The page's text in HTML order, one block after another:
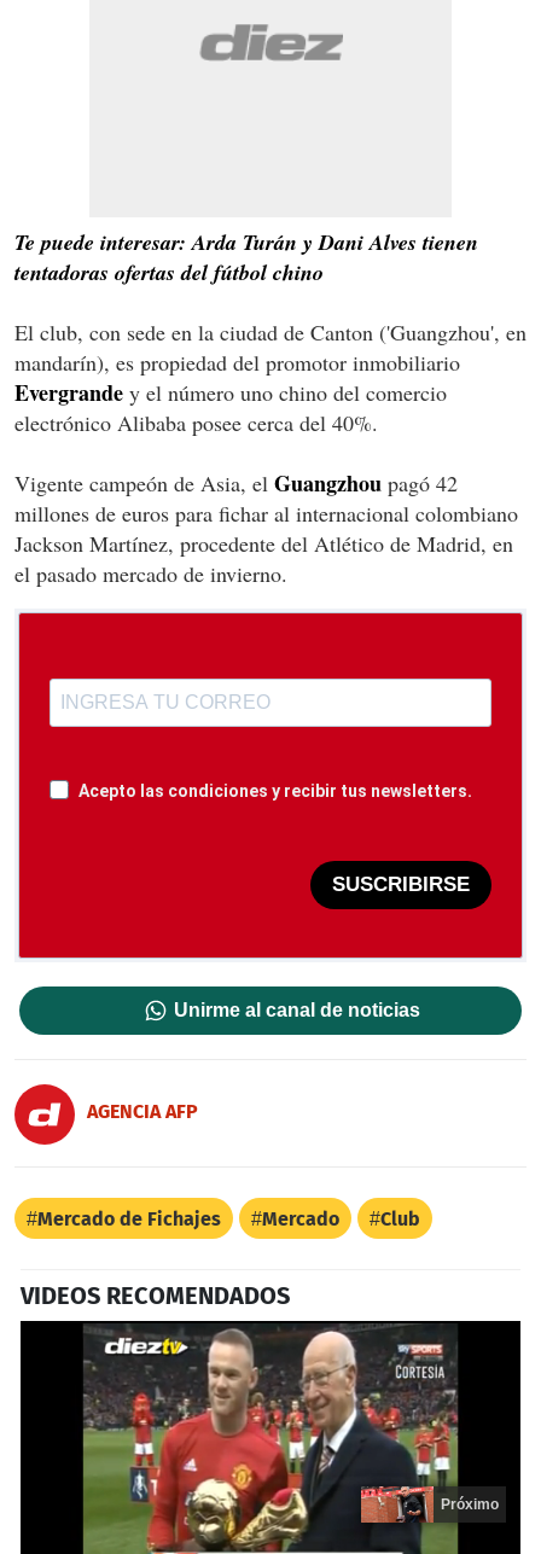
Te puede interesar: Arda Turán y Dani Alves tienen
tentadoras ofertas del fútbol chino
El club, con sede en la ciudad de Canton ('Guangzhou', en
mandarín), es propiedad del promotor inmobiliario
Evergrande y el número uno chino del comercio
electrónico Alibaba posee cerca del 40%.
Vigente campeón de Asia, el Guangzhou pagó 42
millones de euros para fichar al internacional colombiano
Jackson Martínez, procedente del Atlético de Madrid, en
el pasado mercado de invierno.
Acepto las condiciones y recibir tus newsletters.
SUSCRIBIRSE
Unirme al canal de noticias
AGENCIA AFP
Mercado de Fichajes Mercado Club
VIDEOS RECOMENDADOS
Próximo